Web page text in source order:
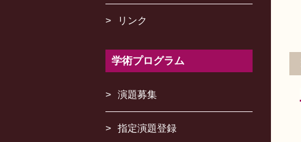
リンク
学術プログラム
演題募集
指定演題登録